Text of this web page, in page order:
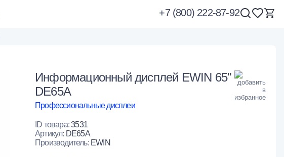
+7 (800) 222-87-92
Информационный дисплей EWIN 65"
DE65A
Профессиональные дисплеи
ID товара:3531
Артикул: DE65A
Производитель: EWIN